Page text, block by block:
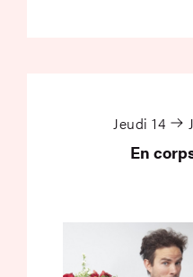
Jeudi 14
En